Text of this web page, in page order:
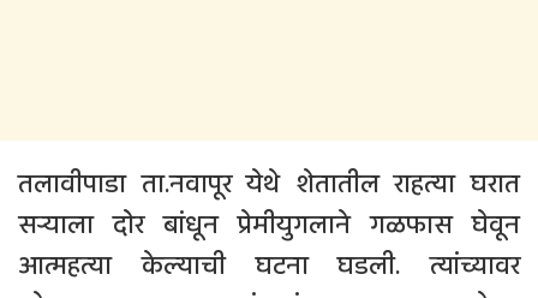
तलावीपाडा ता.नवापूर येथे शेतातील राहत्या घरात
सर्‍याला दोर बांधून प्रेमीयुगलाने गळफास घेवून
आत्महत्या केल्याची घटना घडली. त्यांच्यावर